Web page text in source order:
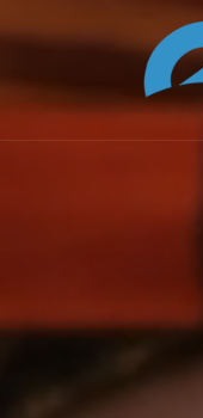
Skip to content